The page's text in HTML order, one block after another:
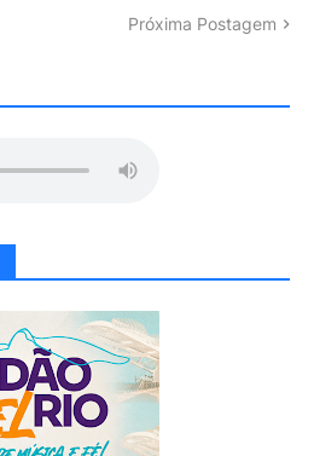
Próxima Postagem